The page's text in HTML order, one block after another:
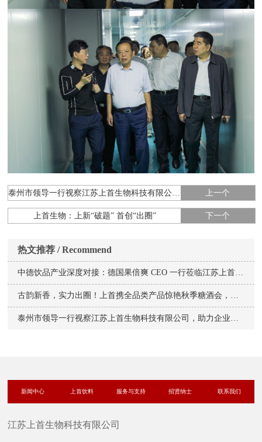
上一个
上首生物：上新“破题” 首创“出圈” 下一个
热文推荐 / Recommend
新闻中心 上首饮料 服务与支持 招贤纳士 联系我们
江苏上首生物科技有限公司